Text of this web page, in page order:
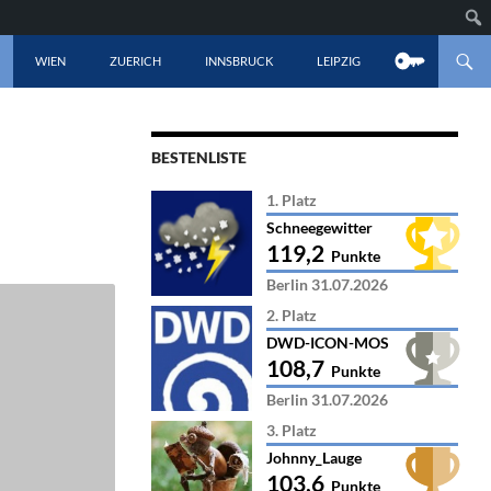
WIEN ZUERICH INNSBRUCK LEIPZIG
BESTENLISTE
1. Platz
Schneegewitter
119,2 Punkte
Berlin 31.07.2026
2. Platz
DWD-ICON-MOS
108,7 Punkte
Berlin 31.07.2026
3. Platz
Johnny_Lauge
103,6 Punkte